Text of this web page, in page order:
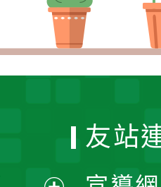
友站